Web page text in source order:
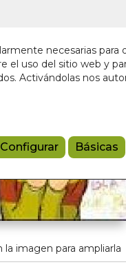
necesarias
el uso del sitio web y
Activándolas nos
Configurar Básicas
la imagen para ampliarla